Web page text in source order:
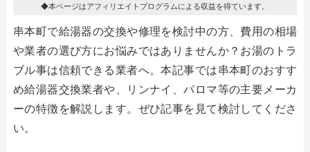
◆本ページはアフィリエイトプログラムによる収益を得ています。
串本町で給湯器の交換や修理を検討中の方、費用の相場
や業者の選び方にお悩みではありませんか？お湯のトラ
ブル事は信頼できる業者へ。本記事では串本町のおすす
め給湯器交換業者や、リンナイ、パロマ等の主要メーカ
ーの特徴を解説します。ぜひ記事を見て検討してくださ
い。